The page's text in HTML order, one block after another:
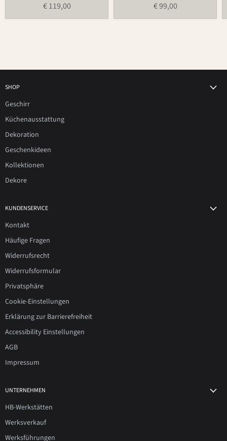
€ 119,00 € 99,00
SHOP
Geschirr
Küchenausstattung
Dekoration
Geschenkideen
Kollektionen
Dekore
KUNDENSERVICE
Kontakt
Häufige Fragen
Widerrufsrecht
Widerrufsformular
Privatsphäre
Cookie-Einstellungen
Erklärung zur Barrierefreiheit
Accessibility Einstellungen
AGB
Impressum
UNTERNEHMEN
HB-Werkstätten
Werksverkauf
Werksführungen